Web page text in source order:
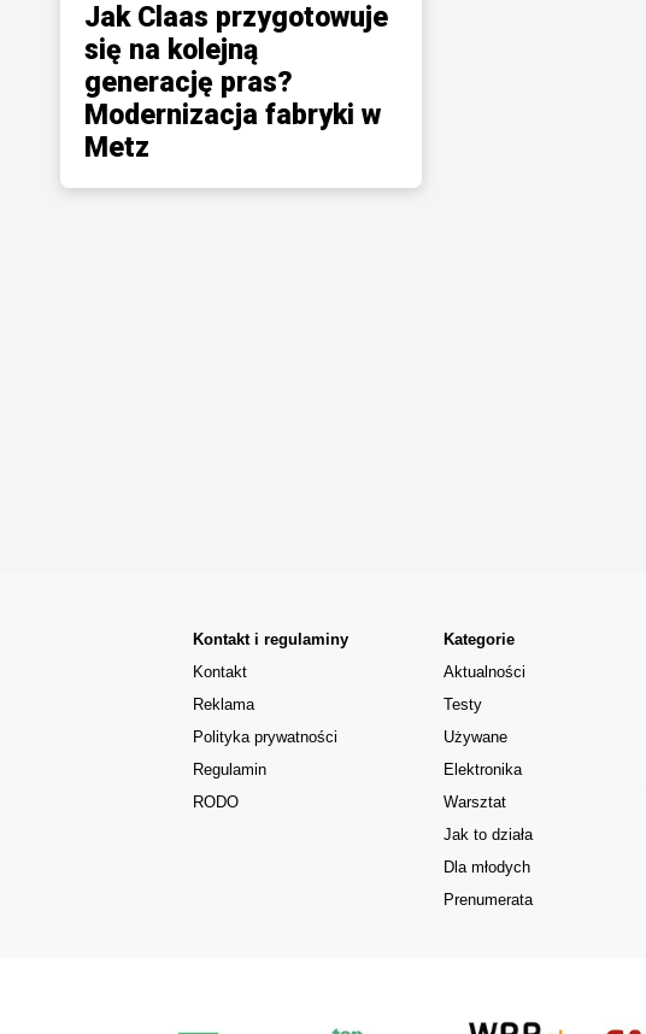
Jak Claas przygotowuje
się na kolejną
generację pras?
Modernizacja fabryki w
Metz
Kontakt i regulaminy
Kontakt
Reklama
Polityka prywatności
Regulamin
RODO
Kategorie
Aktualności
Testy
Używane
Elektronika
Warsztat
Jak to działa
Dla młodych
Prenumerata